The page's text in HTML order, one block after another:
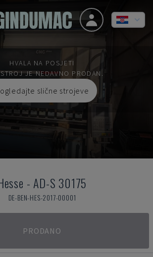
HVALA NA POSJETI
JE NEDAVNO PRODAN.
slične strojeve
- AD-S 30175
DE-BEN-HES-2017-00001
PRODANO